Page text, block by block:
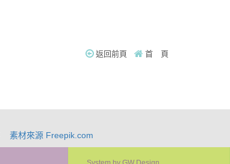
返回前頁 首 頁
素材來源 Freepik.com